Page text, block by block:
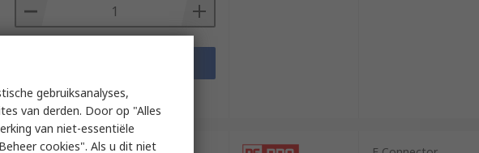
Datasheets
Subtotaal (1 eenheid)
gebruiksanalyses,
van derden. Door op "Alles
van niet-essentiële
cookies". Als u dit niet